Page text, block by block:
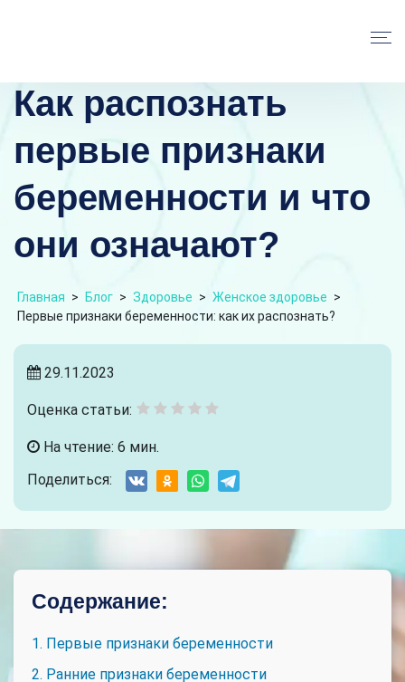
Как распознать
первые признаки
беременности и что
они означают?
Главная > Блог > Здоровье > Женское здоровье >
Первые признаки беременности: как их распознать?
29.11.2023
Оценка статьи:
На чтение: 6 мин.
Поделиться:
Содержание:
1. Первые признаки беременности
2. Ранние признаки беременности